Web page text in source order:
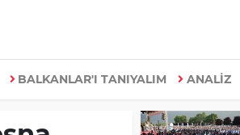
BALKANLAR'I TANIYALIM ANALİZ